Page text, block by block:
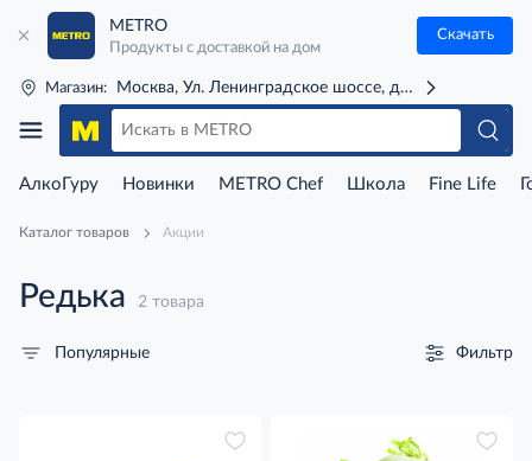
METRO
Продукты с доставкой на дом
Скачать
Магазин: Москва, Ул. Ленинградское шоссе, д. 71Г (м. Речной
АлкоГуру Новинки METRO Chef Школа Fine Life
Каталог товаров Акции
Редька 2 товара
Популярные Фильтр